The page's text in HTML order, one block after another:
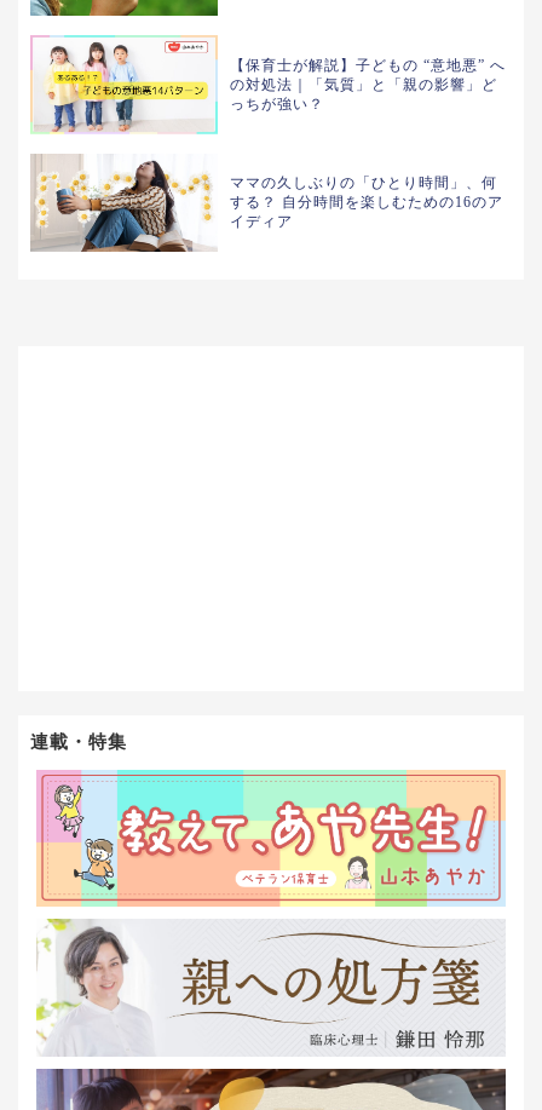
【保育士が解説】子どもの “意地悪” へ
の対処法｜「気質」と「親の影響」ど
っちが強い？
ママの久しぶりの「ひとり時間」、何
する？ 自分時間を楽しむための16のア
イディア
連載・特集